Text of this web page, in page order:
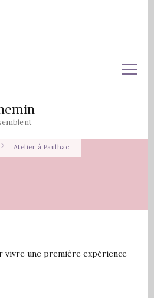
Atelier à Paulhac
une première expérience